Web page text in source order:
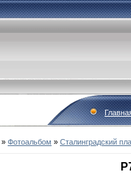
» Фотоальбом » Сталинградский